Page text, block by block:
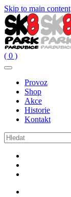
Skip to main content
( 0 )
Provoz
Shop
Akce
Historie
Kontakt